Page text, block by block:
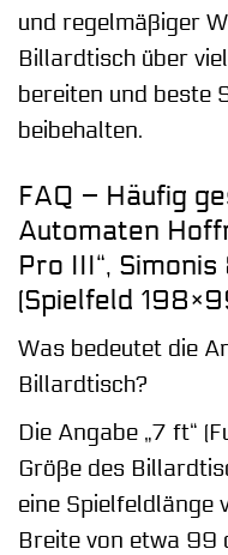
und regelmäßiger
Billardtisch über
bereiten und beste
beibehalten.
FAQ – Häufig
Automaten
Pro III“,
(Spielfeld
Was bedeutet die
Billardtisch?
Die Angabe „7 ft“
Größe des
eine Spielfeldlänge
Breite von etwa 99